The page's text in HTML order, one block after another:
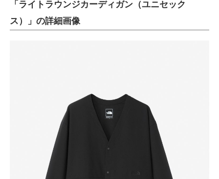
「ライトラウンジカーディガン（ユニセック
ス）」の詳細画像